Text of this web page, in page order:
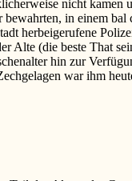
nicht kamen
bewahrten, in einem bal
herbeigerufene
Alte (die beste That
hin zur
war ihm